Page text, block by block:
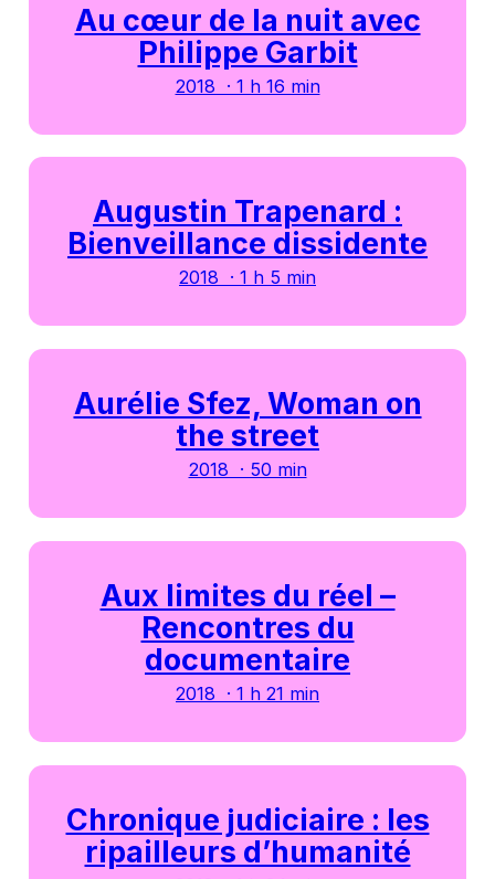
Au cœur de la nuit avec
Philippe Garbit
2018 · 1 h 16 min
Augustin Trapenard :
Bienveillance dissidente
2018 · 1 h 5 min
Aurélie Sfez, Woman on
the street
2018 · 50 min
Aux limites du réel –
Rencontres du
documentaire
2018 · 1 h 21 min
Chronique judiciaire : les
ripailleurs d’humanité